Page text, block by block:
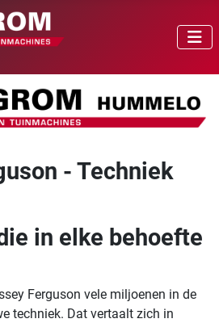
- Techniek
in elke behoefte
Ferguson vele miljoenen in de
techniek. Dat vertaalt zich in